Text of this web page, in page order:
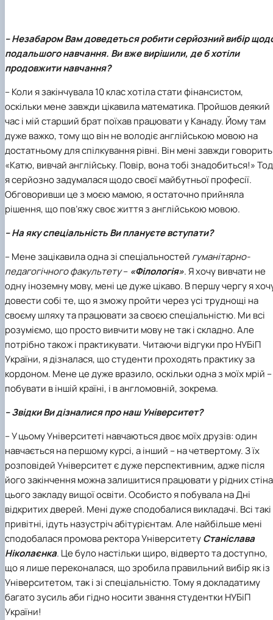
Кафедра філософії та міжнародної
комунікації
Кафедра психології
Кафедра культурології
– Незабаром Вам доведеться робити серйозний вибір
подальшого навчання. Ви вже вирішили, де б хотіли
продовжити навчання?
– Коли я закінчувала 10 клас хотіла стати фінансистом,
оскільки мене завжди цікавила математика. Пройшов деякий
час і мій старший брат поїхав працювати у Канаду. Йому там
дуже важко, тому що він не володіє англійською мовою на
достатньому для спілкування рівні. Він мені завжди
«Катю, вивчай англійську. Повір, вона тобі знадобиться!»
я серйозно задумалася щодо своєї майбутньої професії.
Обговоривши це з моєю мамою, я остаточно прийняла
рішення, що пов’яжу своє життя з англійською мовою.
– На яку спеціальність Ви плануєте вступати?
– Мене зацікавила одна зі спеціальностей гуманітарно-
педагогічного факультету– «Філологія». Я хочу вивчати не
одну іноземну мову, мені це дуже цікаво. В першу чергу я
довести собі те, що я зможу пройти через усі труднощі на
своєму шляху та працювати за своєю спеціальністю. Ми всі
розуміємо, що просто вивчити мову не так і складно. Але
потрібно також і практикувати. Читаючи відгуки про НУБіП
України, я дізналася, що студенти проходять практику за
кордоном. Мене це дуже вразило, оскільки одна з моїх мрій –
побувати в іншій країні, і в англомовній, зокрема.
– Звідки Ви дізналися про наш Університет?
– У цьому Університеті навчаються двоє моїх друзів: один
навчається на першому курсі, а інший – на четвертому. З їх
розповідей Університет є дуже перспективним, адже після
його закінчення можна залишитися працювати у рідних
цього закладу вищої освіти. Особисто я побувала на Дні
відкритих дверей. Мені дуже сподобалися викладачі. Всі такі
привітні, ідуть назустріч абітурієнтам. Але найбільше мені
сподобалася промова ректора УніверситетуСтаніслава
Ніколаєнка. Це було настільки щиро, відверто та доступно,
що я лише переконалася, що зробила правильний вибір як із
Університетом, так і зі спеціальністю. Тому я докладатиму
багато зусиль аби гідно носити звання студентки НУБіП
України!